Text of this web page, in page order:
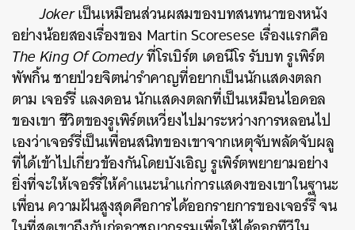
Jokerเป็นเหมือนส่วนผสมของบทสนทนาของหนัง
อย่างน้อยสองเรื่องของ Martin Scoresese เรื่องแรกคือ
The King Of Comedyที่โรเบิร์ต เดอนีโร รับบท รูเพิร์ต
พัพกิ้น ชายป่วยจิตน่ารำคาญที่อยากเป็นนักแสดงตลก
ตาม เจอร์รี่ แลงดอน นักแสดงตลกที่เป็นเหมือนไอดอล
ของเขา ชีวิตของรูเพิร์ตเหวี่ยงไปมาระหว่างการหลอนไป
เองว่าเจอร์รี่เป็นเพื่อนสนิทของเขาจากเหตุจับพลัดจับผลู
ที่ได้เข้าไปเกี่ยวข้องกันโดยบังเอิญ รูเพิร์ตพยายามอย่าง
ยิ่งที่จะให้เจอร์รี่ให้คำแนะนำแก่การแสดงของเขาในฐานะ
เพื่อน ความฝันสูงสุดคือการได้ออกรายการของเจอร์รี่ จน